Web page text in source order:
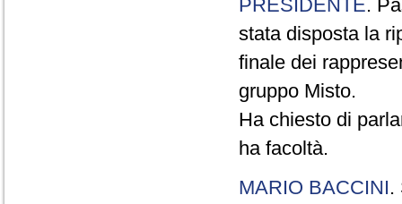
PRESIDENTE.
stata disposta la
finale dei
gruppo Misto.
Ha chiesto di
ha facoltà.
MARIO BACCINI.